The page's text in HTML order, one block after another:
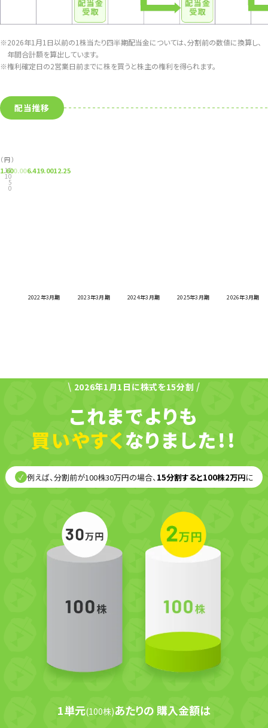
※2026年1月1日以前の1株当たり四半期配当金については、分割前の数値に換算し、
年間合計額を算出しています。
※権利確定日の2営業日前までに株を買うと株主の権利を得られます。
配当推移
（ 円 ）
15
10
5
0
1.600.006.419.0012.25
2022年3月期 2023年3月期 2024年3月期 2025年3月期 2026年3月期
\ 2026年1月1日に株式を15分割 /
これまでよりも
買いやすくなりました!!
✓ 例えば、分割前が100株30万円の場合、 15分割すると100株2万円に
1単元(100株)あたりの 購入金額は